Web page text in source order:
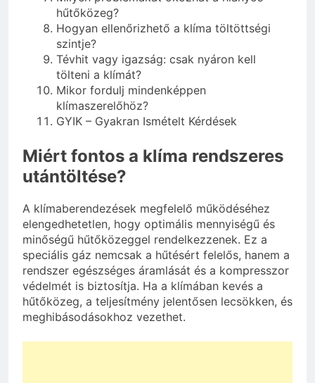
hűtőközeg?
Hogyan ellenőrizhető a klíma töltöttségi
szintje?
Tévhit vagy igazság: csak nyáron kell
tölteni a klímát?
Mikor fordulj mindenképpen
klímaszerelőhöz?
GYIK – Gyakran Ismételt Kérdések
Miért fontos a klíma rendszeres
utántöltése?
A klímaberendezések megfelelő működéséhez
elengedhetetlen, hogy optimális mennyiségű és
minőségű hűtőközeggel rendelkezzenek. Ez a
speciális gáz nemcsak a hűtésért felelős, hanem a
rendszer egészséges áramlását és a kompresszor
védelmét is biztosítja. Ha a klímában kevés a
hűtőközeg, a teljesítmény jelentősen lecsökken, és
meghibásodásokhoz vezethet.